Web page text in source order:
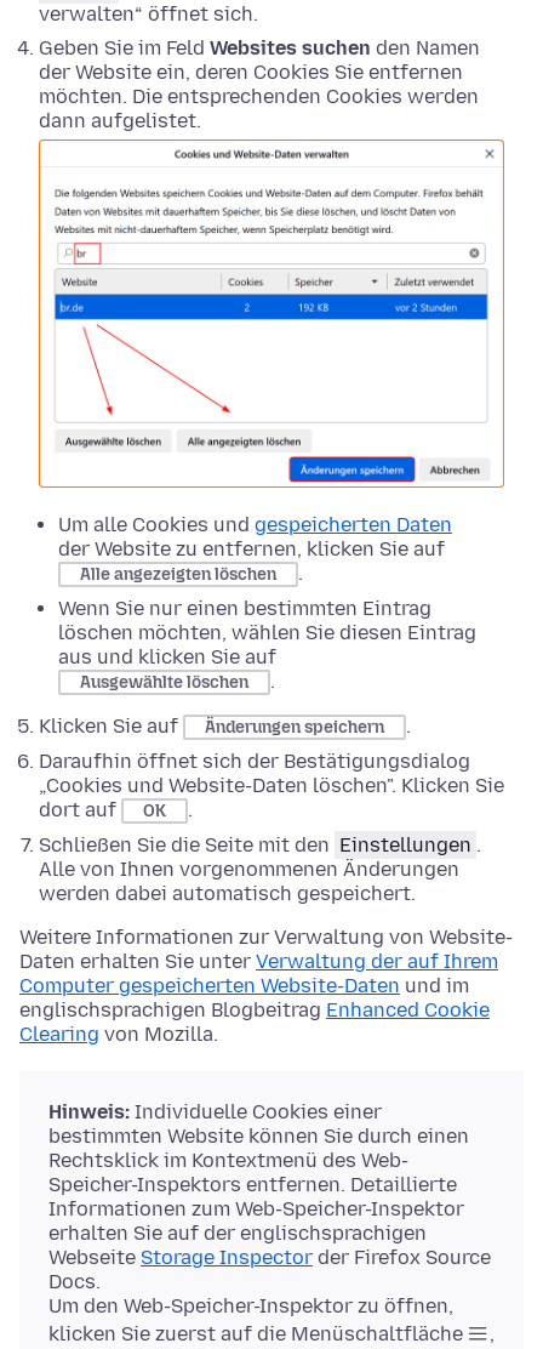
verwalten“ öffnet sich.
Geben Sie im Feld Websites suchen den Namen
der Website ein, deren Cookies Sie entfernen
möchten. Die entsprechenden Cookies werden
dann aufgelistet.
Um alle Cookies und gespeicherten Daten
der Website zu entfernen, klicken Sie auf
Alle angezeigten löschen
.
Wenn Sie nur einen bestimmten Eintrag
löschen möchten, wählen Sie diesen Eintrag
aus und klicken Sie auf
Ausgewählte löschen
.
Klicken Sie auf
Änderungen speichern
.
Daraufhin öffnet sich der Bestätigungsdialog
„Cookies und Website-Daten löschen". Klicken Sie
dort auf
OK
.
Schließen Sie die Seite mit den Einstellungen .
Alle von Ihnen vorgenommenen Änderungen
werden dabei automatisch gespeichert.
Weitere Informationen zur Verwaltung von Website-
Daten erhalten Sie unter Verwaltung der auf Ihrem
Computer gespeicherten Website-Daten und im
englischsprachigen Blogbeitrag Enhanced Cookie
Clearing von Mozilla.
Hinweis: Individuelle Cookies einer
bestimmten Website können Sie durch einen
Rechtsklick im Kontextmenü des Web-
Speicher-Inspektors entfernen. Detaillierte
Informationen zum Web-Speicher-Inspektor
erhalten Sie auf der englischsprachigen
Webseite Storage Inspector der Firefox Source
Docs.
Um den Web-Speicher-Inspektor zu öffnen,
klicken Sie zuerst auf die Menüschaltfläche
,